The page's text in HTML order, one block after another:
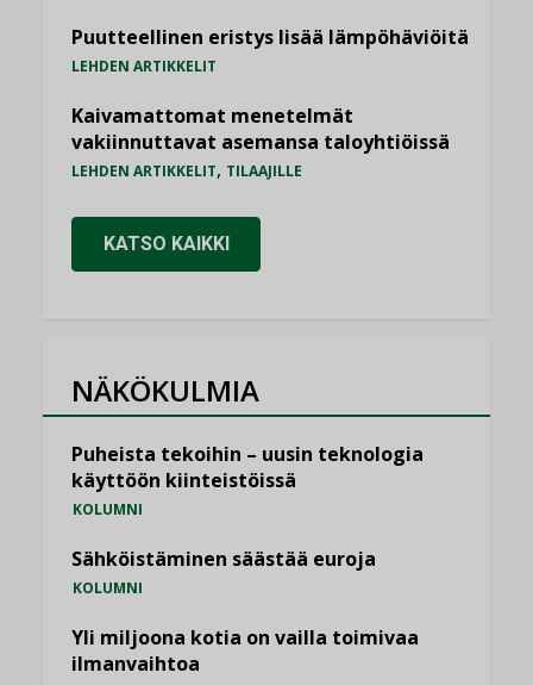
Puutteellinen eristys lisää lämpöhäviöitä
LEHDEN ARTIKKELIT
Kaivamattomat menetelmät
vakiinnuttavat asemansa taloyhtiöissä
LEHDEN ARTIKKELIT, TILAAJILLE
KATSO KAIKKI
NÄKÖKULMIA
Puheista tekoihin – uusin teknologia
käyttöön kiinteistöissä
KOLUMNI
Sähköistäminen säästää euroja
KOLUMNI
Yli miljoona kotia on vailla toimivaa
ilmanvaihtoa